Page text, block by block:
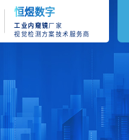
恒煜数字
工业内窥镜厂家
视觉检测方案技术服务商